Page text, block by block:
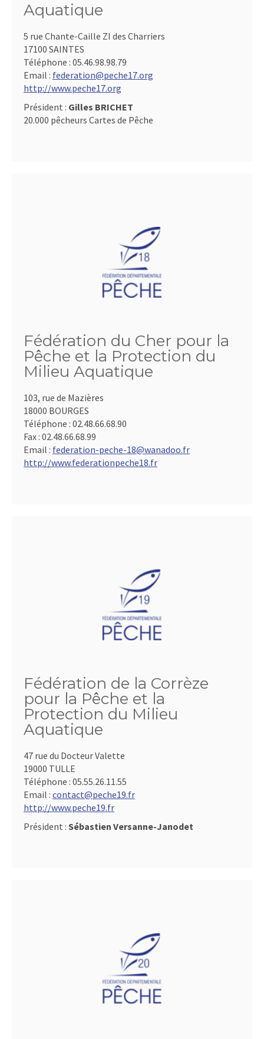
Aquatique
5 rue Chante-Caille ZI des Charriers
17100 SAINTES
Téléphone : 05.46.98.98.79
Email : federation@peche17.org
http://www.peche17.org
Président : Gilles BRICHET
20.000 pêcheurs Cartes de Pêche
Fédération du Cher pour la
Pêche et la Protection du
Milieu Aquatique
103, rue de Mazières
18000 BOURGES
Téléphone : 02.48.66.68.90
Fax : 02.48.66.68.99
Email : federation-peche-18@wanadoo.fr
http://www.federationpeche18.fr
Fédération de la Corrèze
pour la Pêche et la
Protection du Milieu
Aquatique
47 rue du Docteur Valette
19000 TULLE
Téléphone : 05.55.26.11.55
Email : contact@peche19.fr
http://www.peche19.fr
Président : Sébastien Versanne-Janodet